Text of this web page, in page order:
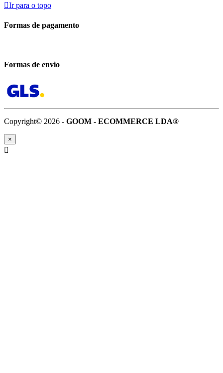
Ir para o topo
Formas de pagamento
Formas de envio
Copyright© 2026 - GOOM - ECOMMERCE LDA®
×
